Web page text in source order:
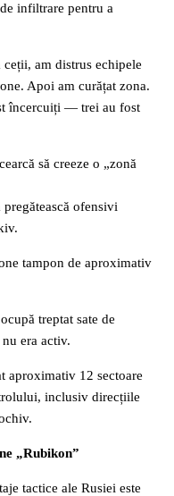
infiltrare pentru a
am distrus echipele
Apoi am curățat zona.
încercuiți — trei au fost
să creeze o „zonă
ofensivi
tampon de aproximativ
treptat sate de
era activ.
aproximativ 12 sectoare
inclusiv direcțiile
„Rubikon”
tactice ale Rusiei este